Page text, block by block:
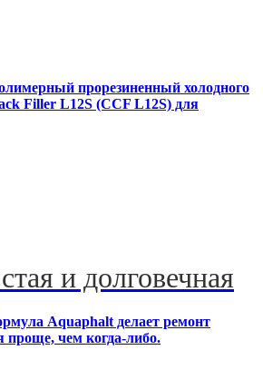
прорезиненный холодного
Filler L12S (ССF L12S) для
и долговечная
Aquaphalt делает ремонт
проще, чем когда-либо.